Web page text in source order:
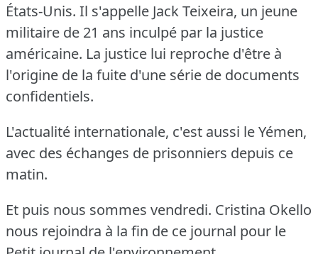
États-Unis. Il s'appelle Jack Teixeira, un jeune
militaire de 21 ans inculpé par la justice
américaine. La justice lui reproche d'être à
l'origine de la fuite d'une série de documents
confidentiels.
L'actualité internationale, c'est aussi le Yémen,
avec des échanges de prisonniers depuis ce
matin.
Et puis nous sommes vendredi. Cristina Okello
nous rejoindra à la fin de ce journal pour le